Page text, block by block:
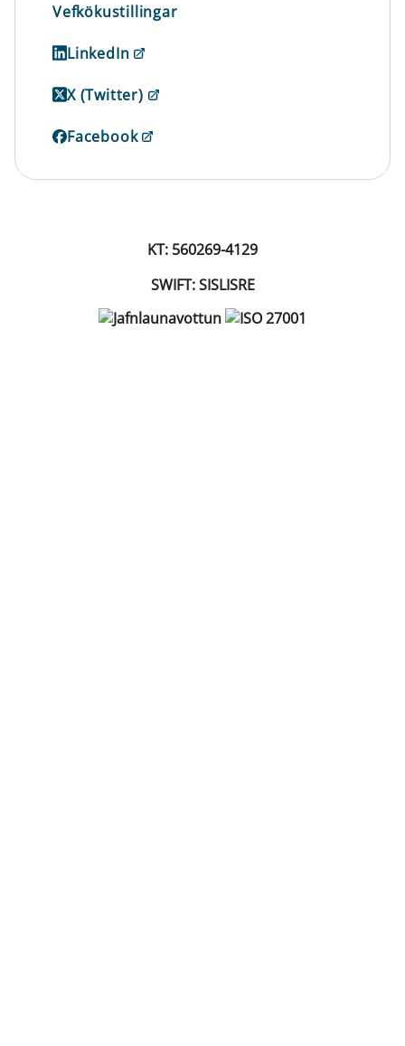
Vefkökustillingar
LinkedIn
X (Twitter)
Facebook
KT: 560269-4129
SWIFT: SISLISRE